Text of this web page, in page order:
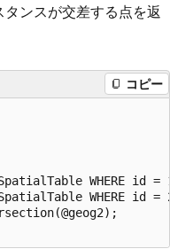
タンスが交差する点を返
コピー
SpatialTable WHERE
SpatialTable WHERE